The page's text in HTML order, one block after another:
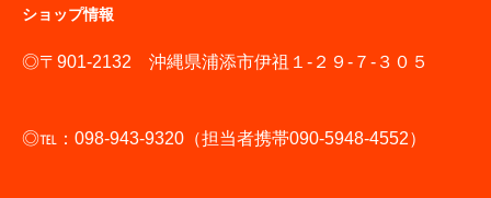
ショップ情報
◎〒901-2132 沖縄県浦添市伊祖１-２９-７-３０５
◎℡：098-943-9320（担当者携帯090-5948-4552）